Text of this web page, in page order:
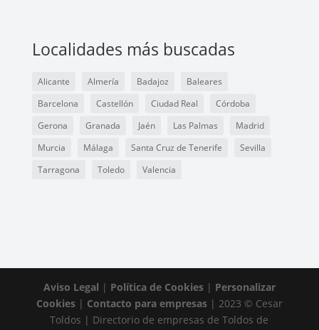
Localidades más buscadas
Alicante Almería Badajoz
Baleares
Barcelona
Castellón Ciudad Real
Córdoba
Gerona
Granada Jaén Las Palmas
Madrid
Murcia
Málaga Santa Cruz de Tenerife
Sevilla
Tarragona
Toledo Valencia
Aviso Legal | Política de Cookies| Personalizar
Cookies| Contacto para empresas| 2023 © Cesar
Toldos | Directorio de empresas de Toldos de